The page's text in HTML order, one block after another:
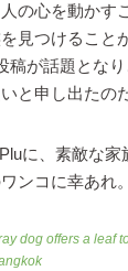
の心を動かす
見つけること
稿が話題とな
と申し出たの
に、素敵な
ンコに幸あれ。
dog offers a leaf